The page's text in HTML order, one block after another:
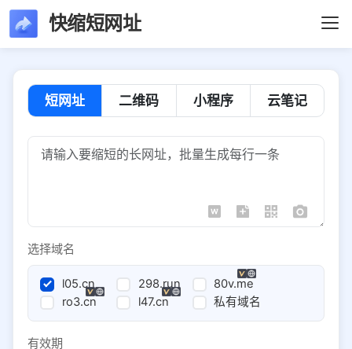
快缩短网址
短网址 二维码 小程序 云笔记
选择域名
l05.cn 298.run
80v.me
ro3.cn
l47.cn 私有域名
有效期